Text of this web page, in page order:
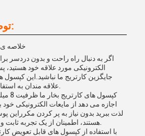
توضیحات محصول:
خلاصه
اگر به دنبال راه راحت و بدون دردسر
الکترونیکی مورد علاقه خود هستید،
جایگزین کارتریج ما نباشید.این
کپسول
اجازه می دهد از مایعات الکترونیکی
لذت ببرید بدون نیاز به پر کردن مکرراين
با استفاده از کپسول های قابل تعویض